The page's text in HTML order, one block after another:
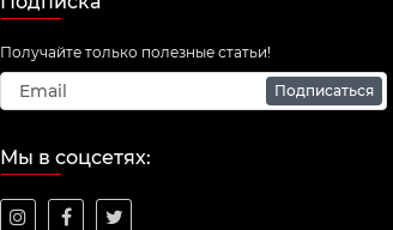
Получайте только полезные статьи!
Подписаться
Мы в соцсетях: